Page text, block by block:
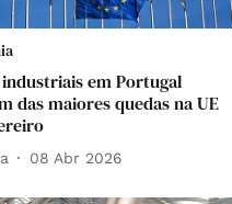
em Portugal
das maiores quedas na UE
08 Abr 2026